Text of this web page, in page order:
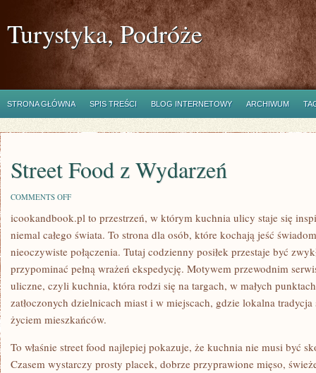
Turystyka, Podróże
STRONA GŁÓWNA SPIS TREŚCI BLOG INTERNETOWY ARCHIWUM
Street Food z Wydarzeń
COMMENTS OFFON
FOOD
WYDARZEŃ
icookandbook.pl to przestrzeń, w którym kuchnia ulicy staje się
niemal całego świata. To strona dla osób, które kochają jeść
nieoczywiste połączenia. Tutaj codzienny posiłek przestaje być
przypominać pełną wrażeń ekspedycję. Motywem przewodnim
uliczne, czyli kuchnia, która rodzi się na targach, w małych
zatłoczonych dzielnicach miast i w miejscach, gdzie lokalna
życiem mieszkańców.
To właśnie street food najlepiej pokazuje, że kuchnia nie musi być
Czasem wystarczy prosty placek, dobrze przyprawione mięso,